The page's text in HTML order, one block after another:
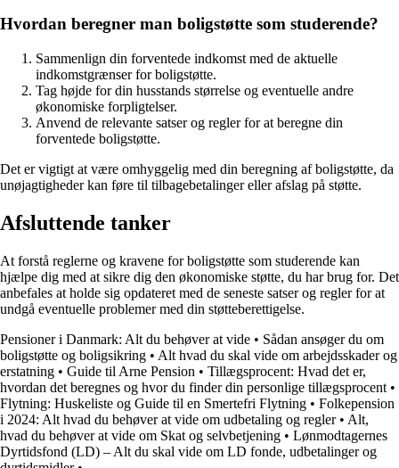
Hvordan beregner man boligstøtte som studerende?
Sammenlign din forventede indkomst med de aktuelle
indkomstgrænser for boligstøtte.
Tag højde for din husstands størrelse og eventuelle andre
økonomiske forpligtelser.
Anvend de relevante satser og regler for at beregne din
forventede boligstøtte.
Det er vigtigt at være omhyggelig med din beregning af boligstøtte, da
unøjagtigheder kan føre til tilbagebetalinger eller afslag på støtte.
Afsluttende tanker
At forstå reglerne og kravene for boligstøtte som studerende kan
hjælpe dig med at sikre dig den økonomiske støtte, du har brug for. Det
anbefales at holde sig opdateret med de seneste satser og regler for at
undgå eventuelle problemer med din støtteberettigelse.
Pensioner i Danmark: Alt du behøver at vide • Sådan ansøger du om
boligstøtte og boligsikring • Alt hvad du skal vide om arbejdsskader og
erstatning • Guide til Arne Pension • Tillægsprocent: Hvad det er,
hvordan det beregnes og hvor du finder din personlige tillægsprocent •
Flytning: Huskeliste og Guide til en Smertefri Flytning • Folkepension
i 2024: Alt hvad du behøver at vide om udbetaling og regler• Alt,
hvad du behøver at vide om Skat og selvbetjening • Lønmodtagernes
Dyrtidsfond (LD) – Alt du skal vide om LD fonde, udbetalinger og